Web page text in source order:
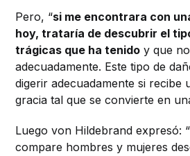
Pero, “si me encontrara con
hoy, trataría de descubrir el
trágicas que ha tenido y que
adecuadamente. Este tipo de
digerir adecuadamente si recibe
gracia tal que se convierte en
Luego von Hildebrand expresó:
compare hombres y mujeres